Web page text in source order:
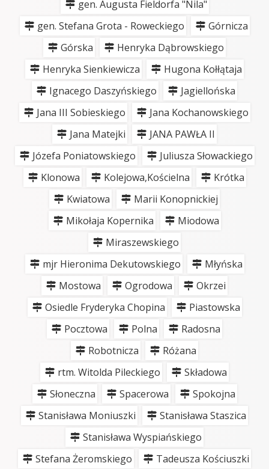
gen. Augusta Fieldorfa "Nila"
gen. Stefana Grota - Roweckiego
Górnicza
Górska
Henryka Dąbrowskiego
Henryka Sienkiewicza
Hugona Kołłątaja
Ignacego Daszyńskiego
Jagiellońska
Jana III Sobieskiego
Jana Kochanowskiego
Jana Matejki
JANA PAWŁA II
Józefa Poniatowskiego
Juliusza Słowackiego
Klonowa
Kolejowa,Kościelna
Krótka
Kwiatowa
Marii Konopnickiej
Mikołaja Kopernika
Miodowa
Miraszewskiego
mjr Hieronima Dekutowskiego
Młyńska
Mostowa
Ogrodowa
Okrzei
Osiedle Fryderyka Chopina
Piastowska
Pocztowa
Polna
Radosna
Robotnicza
Różana
rtm. Witolda Pileckiego
Składowa
Słoneczna
Spacerowa
Spokojna
Stanisława Moniuszki
Stanisława Staszica
Stanisława Wyspiańskiego
Stefana Żeromskiego
Tadeusza Kościuszki